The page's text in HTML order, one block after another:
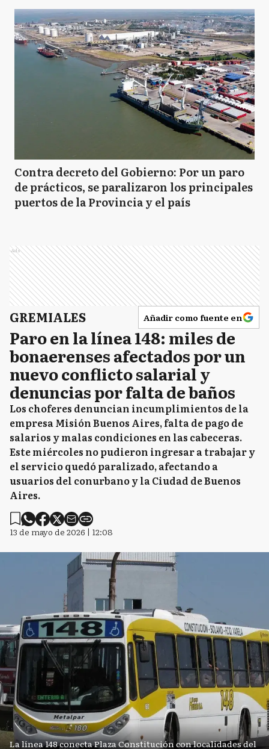
Contra decreto del Gobierno: Por un paro
de prácticos, se paralizaron los principales
puertos de la Provincia y el país
Ads
GREMIALES Añadir como fuente en
Paro en la línea 148: miles de
bonaerenses afectados por un
nuevo conflicto salarial y
denuncias por falta de baños
Los choferes denuncian incumplimientos de la
empresa Misión Buenos Aires, falta de pago de
salarios y malas condiciones en las cabeceras.
Este miércoles no pudieron ingresar a trabajar y
el servicio quedó paralizado, afectando a
usuarios del conurbano y la Ciudad de Buenos
Aires.
13 de mayo de 2026 | 12:08
La línea 148 conecta Plaza Constitución con localidades del